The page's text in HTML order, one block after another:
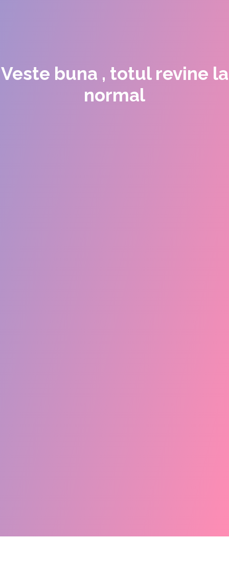
Veste buna , totul revine la
normal